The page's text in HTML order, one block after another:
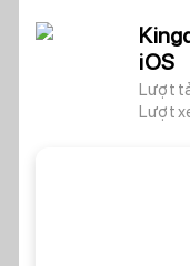
iOS
Lượt
Lượt